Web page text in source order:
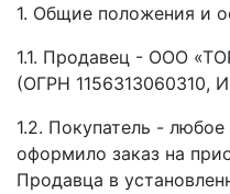
1. Общие положения и
1.1. Продавец - ООО
(ОГРН 1156313060310,
1.2. Покупатель -
оформило заказ на
Продавца в